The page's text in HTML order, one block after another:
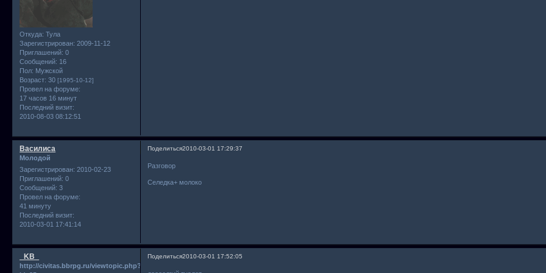
Откуда: Тула
Зарегистрирован: 2009-11-12
Приглашений: 0
Сообщений: 16
Пол: Мужской
Возраст: 30[1995-10-12]
Провел на форуме:
17 часов 16 минут
Последний визит:
2010-08-03 08:12:51
Поделиться2010-03-01 17:29:37
Василиса
Молодой
Зарегистрирован: 2010-02-23
Приглашений: 0
Сообщений: 3
Провел на форуме:
41 минуту
Последний визит:
2010-03-01 17:41:14
Разговор
Селедка+ молоко
Поделиться2010-03-01 17:52:05
_KB_
http://civitas.bbrpg.ru/viewtopic.php?